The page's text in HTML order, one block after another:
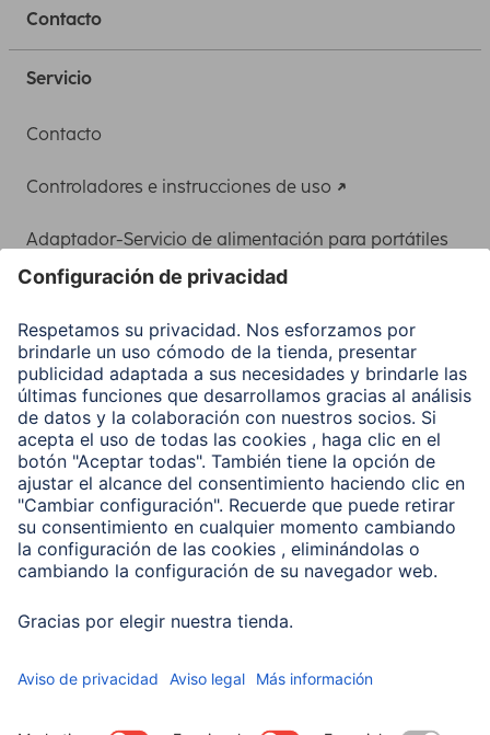
Contacto
Servicio
Contacto
Controladores e instrucciones de uso
Adaptador-Servicio de alimentación para portátiles
Clientes online
Conviértete en distribuidor
Compañía
Historia de la empresa
Hama en todo el Mundo
Sostenibilidad
Business-Portal